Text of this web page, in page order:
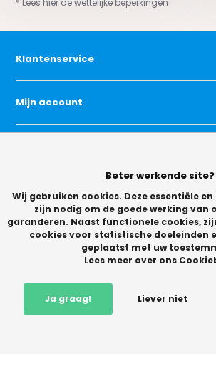
* Lees hier de wettelijke beperkingen
Klantenservice
Mijn account
Contact
© Copyright 2026 -
Vikingchoice.nl - Scherpe prijzen! Ruime
Beter werkende site?
Wij gebruiken cookies. Deze essentiële
zijn nodig om de goede werking van
garanderen. Naast functionele cookies,
cookies voor statistische doeleinden
geplaatst met uw
Lees meer over ons
Ja graag! Liever niet